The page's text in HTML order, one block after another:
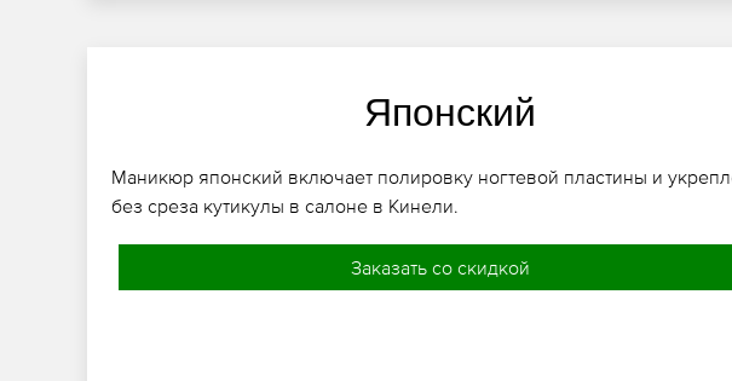
Японский
Маникюр японский включает полировку ногтевой пластины и
без среза кутикулы в салоне в Кинели.
Заказать со скидкой